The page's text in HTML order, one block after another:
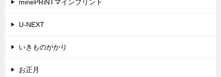
minePRiNTマインプリント
U-NEXT
いきものがかり
お正月